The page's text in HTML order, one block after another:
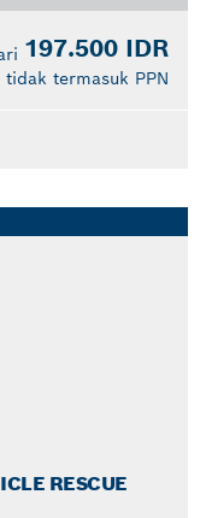
197.500 IDR
termasuk PPN
RESCUE